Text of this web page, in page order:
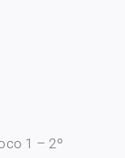
1 – 2º